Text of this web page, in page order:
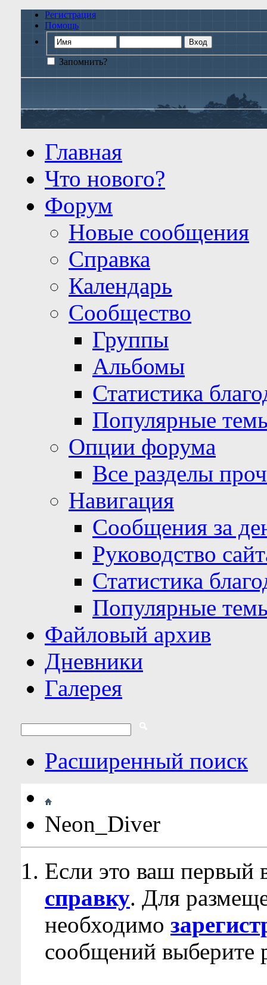
Регистрация
Помощь
Запомнить?
Главная
Что нового?
Форум
Новые сообщения
Справка
Календарь
Сообщество
Группы
Альбомы
Статистика
Популярные
Опции форума
Все разделы
Навигация
Сообщения за
Руководство
Статистика
Популярные
Файловый архив
Дневники
Галерея
Расширенный поиск
Neon_Diver
Если это ваш первый
справку. Для
необходимо
сообщений выберите